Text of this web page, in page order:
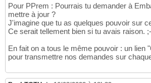
Pour PPrem : Pourrais tu demander à
mettre à jour ?
J'imagine que tu as quelques pouvoir sur
Ce serait tellement bien si tu avais raison.
En fait on a tous le même pouvoir : un lien
pour transmettre nos demandes sur